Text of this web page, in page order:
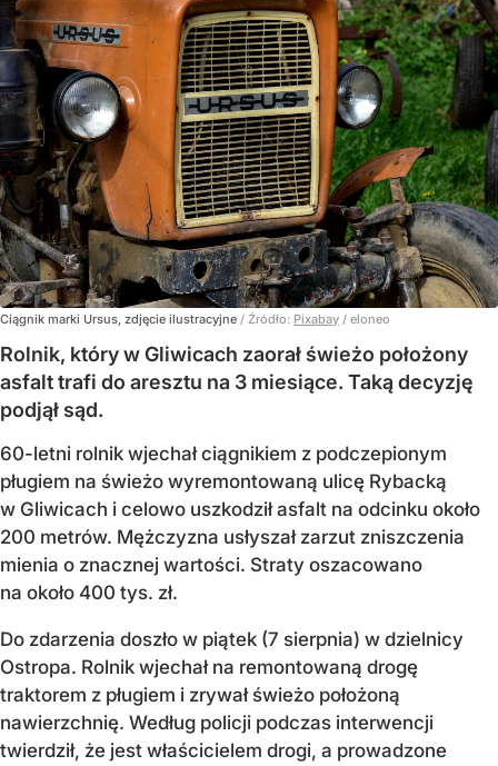
Ciągnik marki Ursus, zdjęcie ilustracyjne / Źródło: Pixabay / eloneo
Rolnik, który w Gliwicach zaorał świeżo położony
asfalt trafi do aresztu na 3 miesiące. Taką decyzję
podjął sąd.
60-letni rolnik wjechał ciągnikiem z podczepionym
pługiem na świeżo wyremontowaną ulicę Rybacką
w Gliwicach i celowo uszkodził asfalt na odcinku około
200 metrów. Mężczyzna usłyszał zarzut zniszczenia
mienia o znacznej wartości. Straty oszacowano
na około 400 tys. zł.
Do zdarzenia doszło w piątek (7 sierpnia) w dzielnicy
Ostropa. Rolnik wjechał na remontowaną drogę
traktorem z pługiem i zrywał świeżo położoną
nawierzchnię. Według policji podczas interwencji
twierdził, że jest właścicielem drogi, a prowadzone